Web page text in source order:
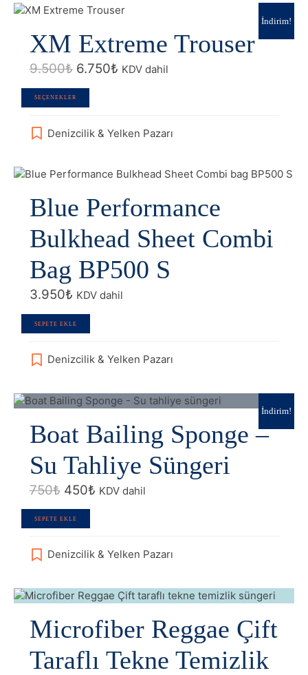
var.
ürün
sayfasından
seçilebilir
İndirim!
XM Extreme Trouser
9.500₺ Orijinal
9.500₺.
6.750₺Şu
KDV dahil
SEÇENEKLER
ürünün
fazla
var.
ürün
sayfasından
seçilebilir
Denizcilik & Yelken Pazarı
Blue Performance
Bulkhead Sheet Combi
Bag BP500 S
3.950₺ KDV dahil
SEPETE EKLE
Denizcilik & Yelken Pazarı
İndirim!
Boat Bailing Sponge –
Su Tahliye Süngeri
750₺ Orijinal
750₺.
450₺Şu
KDV dahil
SEPETE EKLE
Denizcilik & Yelken Pazarı
Microfiber Reggae Çift
Taraflı Tekne Temizlik